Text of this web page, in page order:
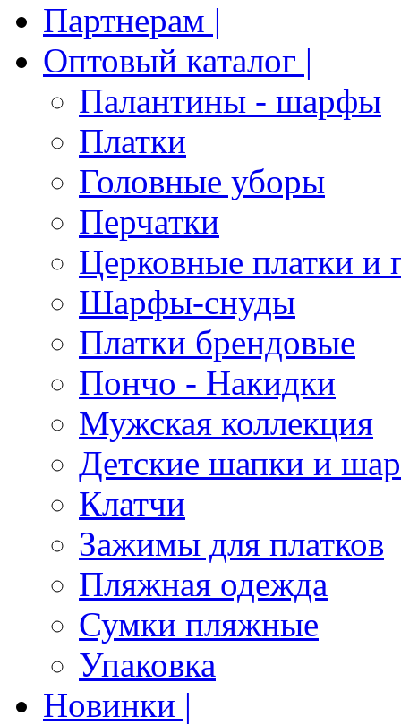
Партнерам |
Оптовый каталог |
Палантины - шарфы
Платки
Головные уборы
Перчатки
Церковные платки и
Шарфы-снуды
Платки брендовые
Пончо - Накидки
Мужская коллекция
Детские шапки и
Клатчи
Зажимы для платков
Пляжная одежда
Сумки пляжные
Упаковка
Новинки |